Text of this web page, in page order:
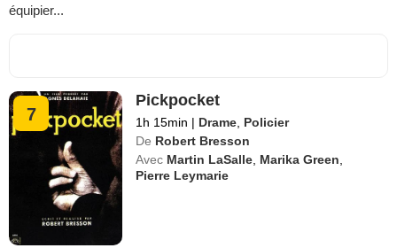
équipier...
7
Pickpocket
1h 15min | Drame Policier
De Robert Bresson
Avec Martin LaSalle Marika Green
Pierre Leymarie